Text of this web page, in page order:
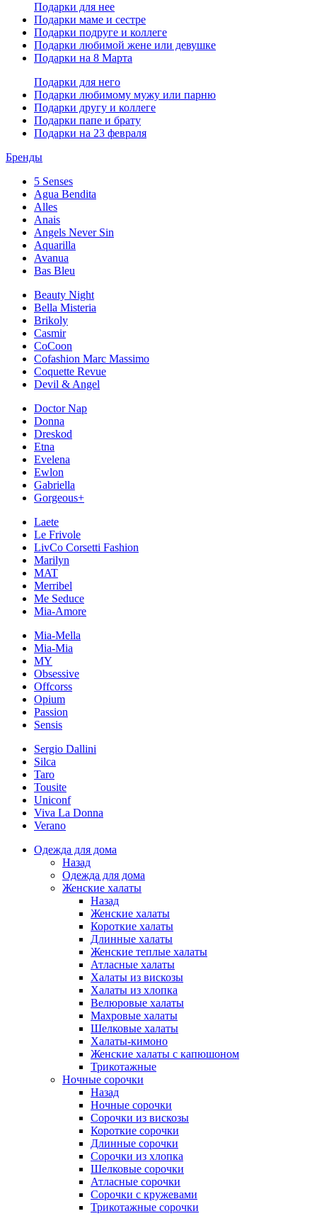
Подарки для нее
Подарки маме и сестре
Подарки подруге и коллеге
Подарки любимой жене или девушке
Подарки на 8 Марта
Подарки для него
Подарки любимому мужу или парню
Подарки другу и коллеге
Подарки папе и брату
Подарки на 23 февраля
Бренды
5 Senses
Agua Bendita
Alles
Anais
Angels Never Sin
Aquarilla
Avanua
Bas Bleu
Beauty Night
Bella Misteria
Brikoly
Casmir
CoCoon
Cofashion Marc Massimo
Coquette Revue
Devil & Angel
Doctor Nap
Donna
Dreskod
Etna
Evelena
Ewlon
Gabriella
Gorgeous+
Laete
Le Frivole
LivCo Corsetti Fashion
Marilyn
MAT
Merribel
Me Seduce
Mia-Amore
Mia-Mella
Mia-Mia
MY
Obsessive
Offcorss
Opium
Passion
Sensis
Sergio Dallini
Silca
Taro
Tousite
Uniconf
Viva La Donna
Verano
Одежда для дома
Назад
Одежда для дома
Женские халаты
Назад
Женские халаты
Короткие халаты
Длинные халаты
Женские теплые халаты
Атласные халаты
Халаты из вискозы
Халаты из хлопка
Велюровые халаты
Махровые халаты
Шелковые халаты
Халаты-кимоно
Женские халаты с капюшоном
Трикотажные
Ночные сорочки
Назад
Ночные сорочки
Сорочки из вискозы
Короткие сорочки
Длинные сорочки
Сорочки из хлопка
Шелковые сорочки
Атласные сорочки
Сорочки с кружевами
Трикотажные сорочки